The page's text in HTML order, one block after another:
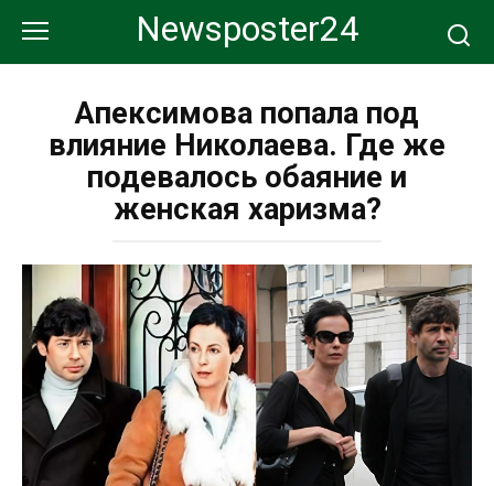
контенту
Newsposter24
Апексимова попала под
влияние Николаева. Где же
подевалось обаяние и
женская харизма?